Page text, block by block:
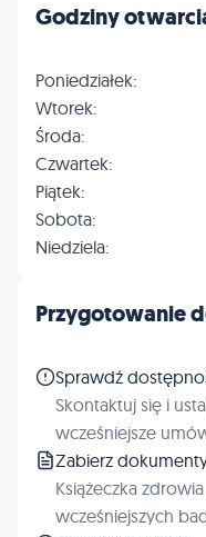
Grooming
Inne
Godziny
Poniedziałek:
Wtorek:
Środa:
Czwartek:
Piątek:
Sobota:
Niedziela:
Przygotowanie
Sprawdź
Skontaktuj się i
wcześniejsze
Zabierz
Książeczka
wcześniejszych